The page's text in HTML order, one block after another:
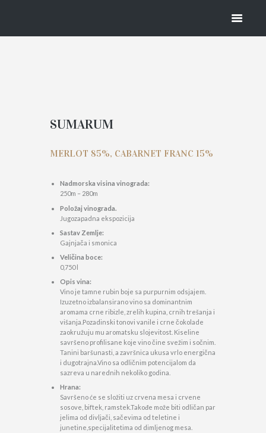
HOME SUMARUM
SUMARUM
MERLOT 85%, CABARNET FRANC 15%
Nadmorska visina vinograda:
250m – 280m
Položaj vinograda.
Jugozapadna ekspozicija
Sastav Zemlje:
Gajnjača i smonica
Veličina boce:
0,750 l
Opis vina:
Vino je tamne rubin boje sa purpurnim odsjajem.
Izuzetno izbalansirano vino sa dominantnim
aromama crne ribizle, zrelih kupina, crnih trešanja i
višanja.Pozadinski tonovi vanile i crne čokolade
zaokružuju mu aromatsku slojevitost. Kiseline
savršeno profilisane koje vino čine svežim i sočnim.
Tanini baršunasti, a završnica ukusa vrlo energična
i dugotrajna.Vino sa odličnim potencijalom da
sazreva u narednih nekoliko godina.
Hrana:
Savršeno će se složiti uz crvena mesa i crvene
sosove, biftek, ramstek.Takođe može biti odličan par
jelima od divljači, sačevima od teletine i
junetine,specijalitetima od dimljenog mesa.